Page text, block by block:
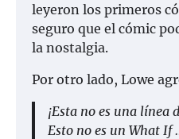
leyeron los primeros
seguro que el cómic
la nostalgia.
Por otro lado, Lowe
¡Esta no es una
Esto no es un What If